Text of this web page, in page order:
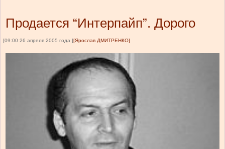
Продается “Интерпайп”. Дорого
[09:00 26 апреля 2005 года ] [Ярослав ДМИТРЕНКО]